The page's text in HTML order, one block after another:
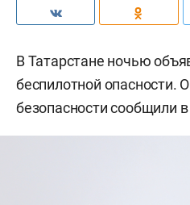
В Татарстане ночью
беспилотной опасности.
безопасности сообщили